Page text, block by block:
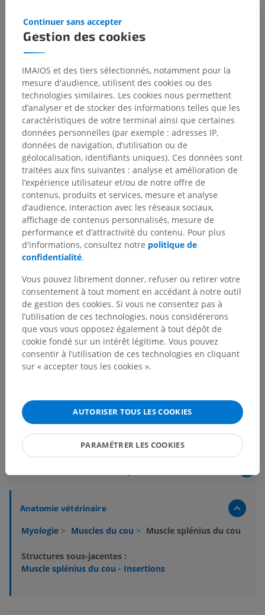
Anatomie vétérinaire
Myologie > Muscles du cou > Muscle splénius du cou
Structures sous-jacentes :
Muscle splénius du cou - Insertions
Gestion des cookies
Continuer sans accepter
IMAIOS et des tiers sélectionnés, notamment pour la
mesure d'audience, utilisent des cookies ou des
technologies similaires. Les cookies nous permettent
d’analyser et de stocker des informations telles que les
caractéristiques de votre terminal ainsi que certaines
données personnelles (par exemple : adresses IP,
données de navigation, d’utilisation ou de
géolocalisation, identifiants uniques). Ces données sont
traitées aux fins suivantes : analyse et amélioration de
l’expérience utilisateur et/ou de notre offre de
contenus, produits et services, mesure et analyse
d’audience, interaction avec les réseaux sociaux,
affichage de contenus personnalisés, mesure de
performance et d’attractivité du contenu. Pour plus
d'informations, consultez notre politique de
confidentialité.
Vous pouvez librement donner, refuser ou retirer votre
consentement à tout moment en accédant à notre outil
de gestion des cookies. Si vous ne consentez pas à
l’utilisation de ces technologies, nous considérerons
que vous vous opposez également à tout dépôt de
cookie fondé sur un intérêt légitime. Vous pouvez
consentir à l’utilisation de ces technologies en cliquant
sur « accepter tous les cookies ».
AUTORISER TOUS LES COOKIES
PARAMÉTRER LES COOKIES